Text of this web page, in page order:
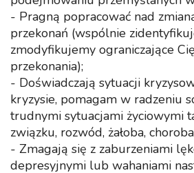
- Pragną popracować nad
przekonań (wspólnie
zmodyfikujemy ograniczające
przekonania);
- Doświadczają sytuacji
kryzysie, pomagam w radzeniu
trudnymi sytuacjami życiowymi
związku, rozwód, żałoba,
- Zmagają się z zaburzeniami
depresyjnymi lub wahaniami